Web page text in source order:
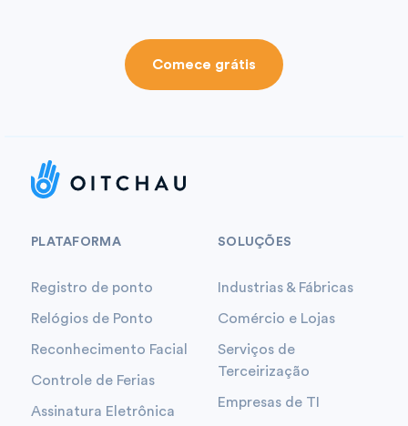
Comece grátis
PLATAFORMA
Registro de ponto
Relógios de Ponto
Reconhecimento Facial
Controle de Ferias
Assinatura Eletrônica
SOLUÇÕES
Industrias & Fábricas
Comércio e Lojas
Serviços de
Terceirização
Empresas de TI